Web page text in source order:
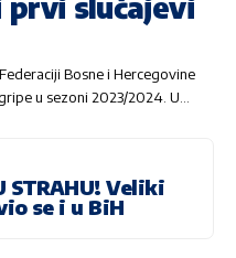
Bosne i Hercegovine
u sezoni 2023/2024. U…
STRAHU! Veliki
se i u BiH